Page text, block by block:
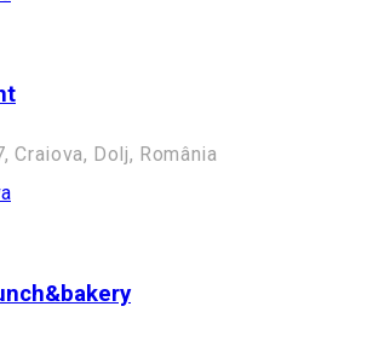
Craiova, Dolj, România